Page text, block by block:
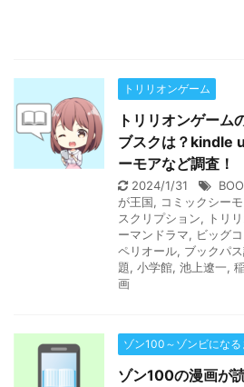
トリリオンゲーム
トリリオンゲーム
ブスクは？kindle
ーモアなど調査！
2024/1/31
が王国, コミックシー
スクリプション, トリ
ーマンドラマ, ビッグ
ペリオール, ブックパ
題, 小学館, 池上遼一,
画
ゾン100～ゾンビにな
ゾン100の漫画が